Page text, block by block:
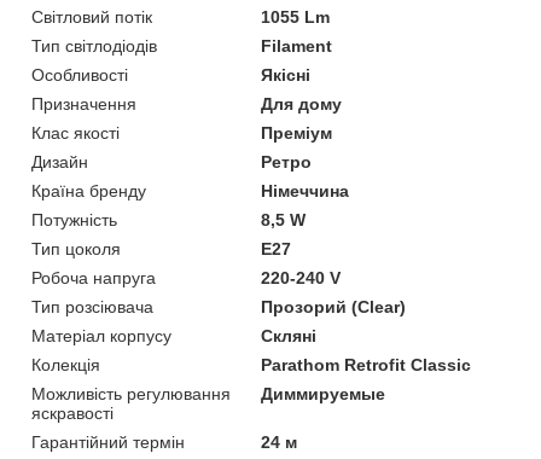
Світловий потік
1055 Lm
Тип світлодіодів
Filament
Особливості
Якісні
Призначення
Для дому
Клас якості
Преміум
Дизайн
Ретро
Країна бренду
Німеччина
Потужність
8,5 W
Тип цоколя
E27
Робоча напруга
220-240 V
Тип розсіювача
Прозорий (Clear)
Матеріал корпусу
Скляні
Колекція
Parathom Retrofit Classic
Можливість регулювання
яскравості
Диммируемые
Гарантійний термін
24 м